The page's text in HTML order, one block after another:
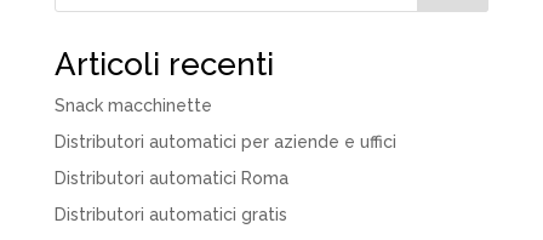
Articoli recenti
Snack macchinette
Distributori automatici per aziende e uffici
Distributori automatici Roma
Distributori automatici gratis